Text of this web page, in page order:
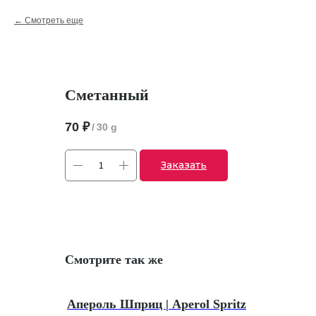
Смотреть еще
Сметанный
70 ₽/30 g
Заказать
Смотрите так же
Апероль Шприц | Aperol Spritz